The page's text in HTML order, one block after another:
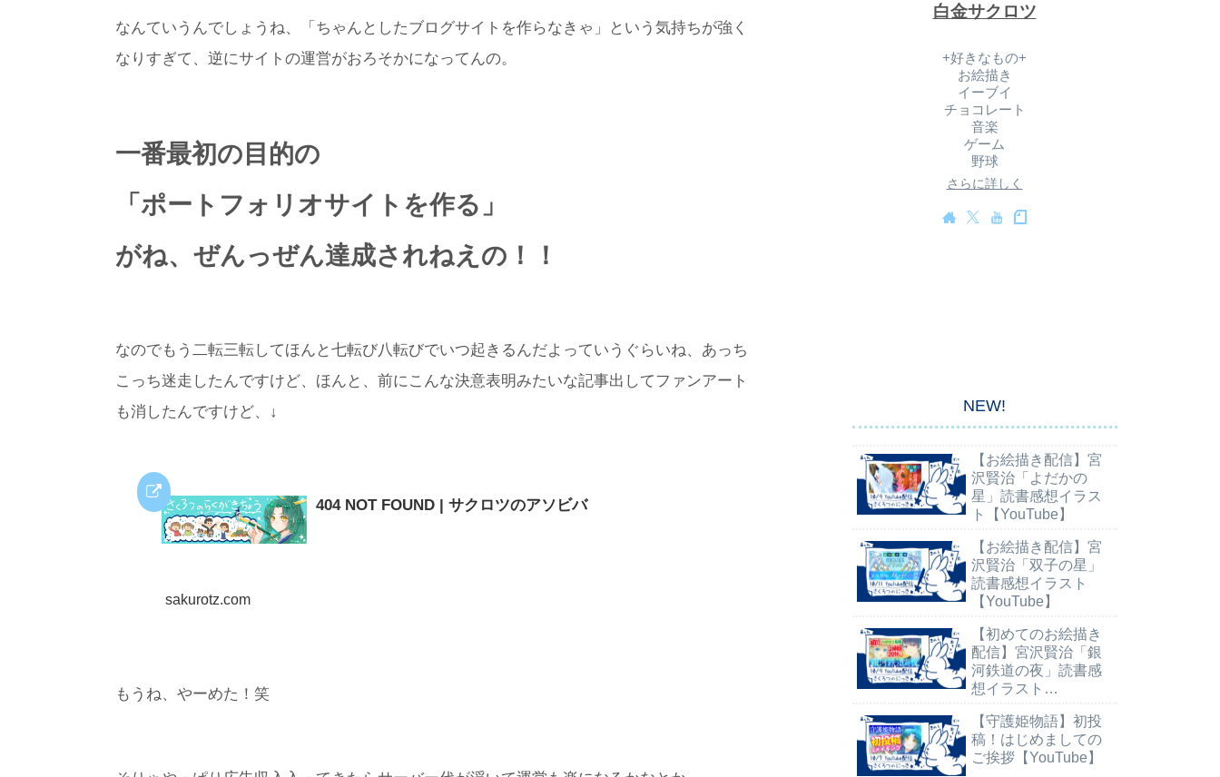
なんていうんでしょうね、「ちゃんとしたブログサイトを作らなきゃ」という気持ちが強く
なりすぎて、逆にサイトの運営がおろそかになってんの。
一番最初の目的の
「ポートフォリオサイトを作る」
がね、ぜんっぜん達成されねえの！！
なのでもう二転三転してほんと七転び八転びでいつ起きるんだよっていうぐらいね、あっち
こっち迷走したんですけど、ほんと、前にこんな決意表明みたいな記事出してファンアート
も消したんですけど、↓
404 NOT FOUND | サクロツのアソビバ
sakurotz.com
もうね、やーめた！笑
白金サクロツ
+好きなもの+
お絵描き
イーブイ
チョコレート
音楽
ゲーム
野球
さらに詳しく
NEW!
【お絵描き配信】宮
沢賢治「よだかの
星」読書感想イラス
ト【YouTube】
【お絵描き配信】宮
沢賢治「双子の星」
読書感想イラスト
【YouTube】
【初めてのお絵描き
配信】宮沢賢治「銀
河鉄道の夜」読書感
想イラスト
【守護姫物語】初投
稿！はじめましての
ご挨拶【YouTube】